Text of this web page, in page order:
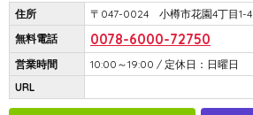
住所
〒047-0024 小樽市花園4丁目1-4
無料電話
0078-6000-72750
営業時間
10:00～19:00 / 定休日：日曜日
URL